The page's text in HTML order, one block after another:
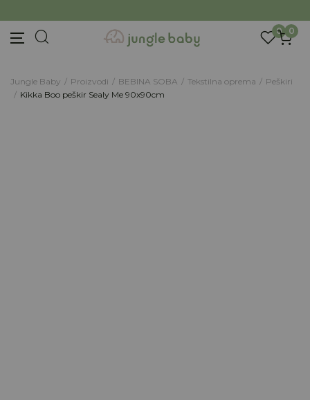
0 0
Jungle Baby Proizvodi BEBINA SOBA Tekstilna oprema
Peškiri
Kikka Boo peškir Sealy Me 90x90cm
koji će saznati za naše najnovije proizvode i
Unesite Vašu e‑mail adresu da biste se prijavili na newsletter.